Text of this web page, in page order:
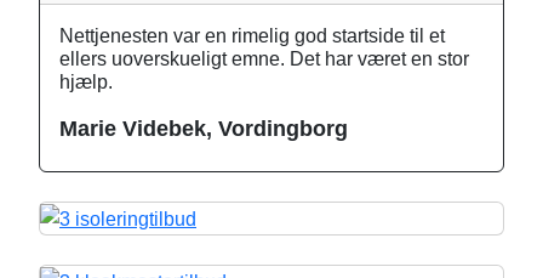
Nettjenesten var en rimelig god startside til et
ellers uoverskueligt emne. Det har været en stor
hjælp.
Marie Videbek, Vordingborg